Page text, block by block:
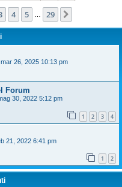
294 5 29
26, 2025 10:13 pm
Forum
30, 2022 5:12 pm
1 2 3 4
21, 2022 6:41 pm
1 2